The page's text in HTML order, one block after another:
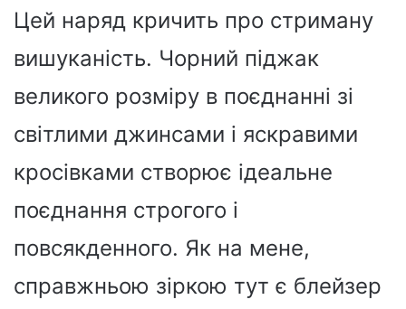
Цей наряд кричить про стриману
вишуканість. Чорний піджак
великого розміру в поєднанні зі
світлими джинсами і яскравими
кросівками створює ідеальне
поєднання строгого і
повсякденного. Як на мене,
справжньою зіркою тут є блейзер